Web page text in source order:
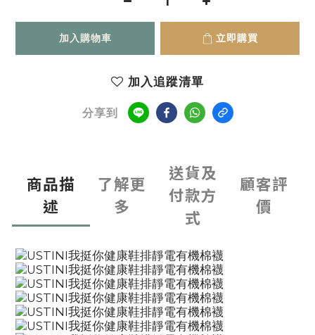
加入購物車 立即購買
加入追蹤清單
分享到
商品描
述
了解更
多
送貨及
付款方
式
顧客評
價